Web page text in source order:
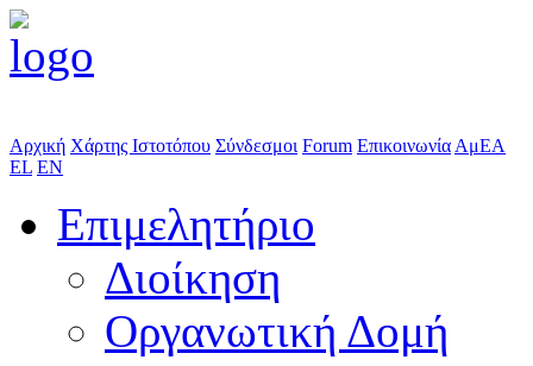
Αρχική Χάρτης Ιστοτόπου Σύνδεσμοι Forum Επικοινωνία ΑμΕΑ
EL EN
Επιμελητήριο
Διοίκηση
Οργανωτική Δομή